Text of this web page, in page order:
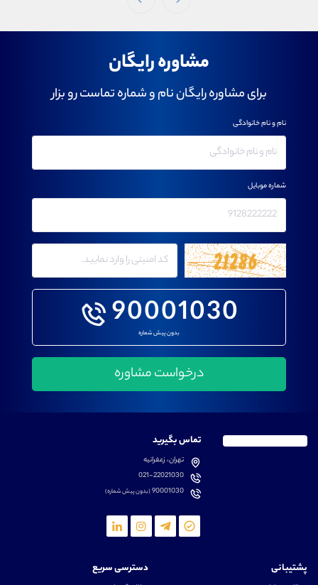
مشاوره رایگان
برای مشاوره رایگان نام و شماره تماست رو بزار
90001030
بدون پیش شماره
نام و نام خانوادگی
شماره موبایل
تماس بگیرید
تهران، زعفرانیه
021-22021030
90001030(بدون پیش شماره)
پشتیبانی دسترسی سریع